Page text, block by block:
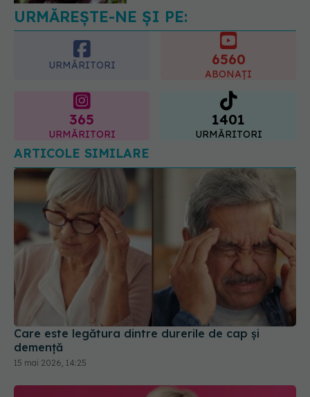
10.08.2026, 10:41
URMĂRITORI
365 1401
URMĂRITORI
ARTICOLE SIMILARE
Care este legătura dintre durerile de cap și
demență
15 mai 2026, 14:25